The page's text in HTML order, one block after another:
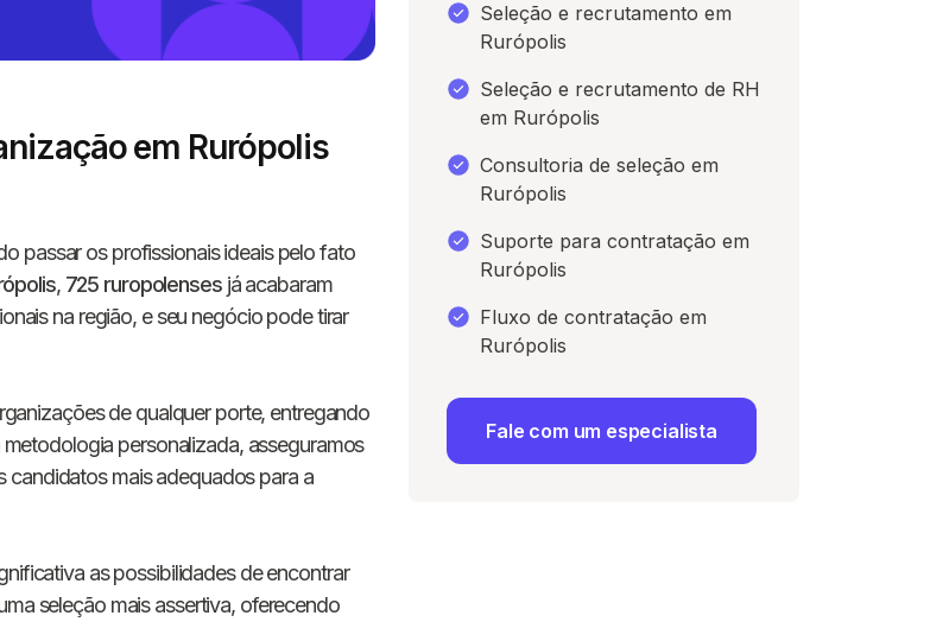
em Rurópolis
passar os profissionais ideais pelo fato
, 725 ruropolensesjá acabaram
na região, e seu negócio pode tirar
de qualquer porte, entregando
personalizada, asseguramos
candidatos mais adequados para a
as possibilidades de encontrar
seleção mais assertiva, oferecendo
Seleção e recrutamento em
Rurópolis
Seleção e recrutamento de RH
em Rurópolis
Consultoria de seleção em
Rurópolis
Suporte para contratação em
Rurópolis
Fluxo de contratação em
Rurópolis
Fale com um especialista
Informe seus dados para conversar
conosco!
E-mail
+55 Digite seu telefone